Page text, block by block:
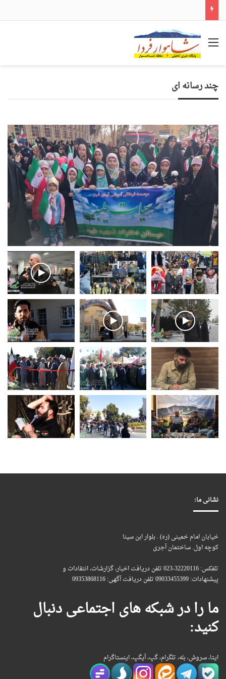
منو
چند رسانه ای
نشانی ما:
خیابان امام خمینی (ره) . بلوار ابن سینا
کوچه اول. ساختمان آجری
تلفکس: 32220116-023 تلفن دریافت اخبار، گزارشات، انتقادات و
پیشنهادات: 09033455399 تلفن دریافت آگهی: 09353868116
ما را در شبکه های اجتماعی دنبال
کنید:
ایتا، سروش، بله، تلگرام، گپ، آیگپ، اینستاگرام